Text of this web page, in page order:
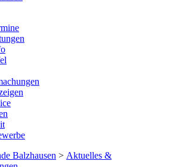
Balzhausen > Aktuelles &